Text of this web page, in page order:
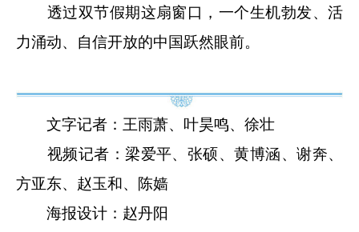
透过双节假期这扇窗口，一个生机勃发、活
力涌动、自信开放的中国跃然眼前。
文字记者：王雨萧、叶昊鸣、徐壮
视频记者：梁爱平、张硕、黄博涵、谢奔、
方亚东、赵玉和、陈嫱
海报设计：赵丹阳